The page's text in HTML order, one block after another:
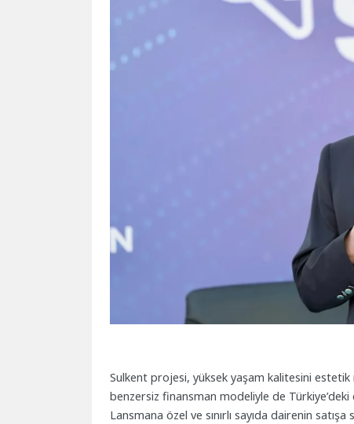
Sulkent projesi, yüksek yaşam kalitesini
benzersiz finansman modeliyle de
Lansmana özel ve sınırlı sayıda dairenin